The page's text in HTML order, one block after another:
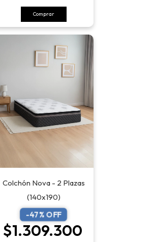
Comprar
Colchón Nova - 2 Plazas
(140x190)
-47% OFF
$1.309.300